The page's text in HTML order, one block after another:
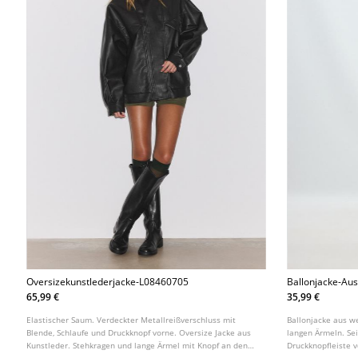
Oversizekunstlederjacke-L08460705
65,99 €
Elastischer Saum. Verdeckter Metallreißverschluss mit
Blende, Schlaufe und Druckknopf vorne. Oversize Jacke aus
Kunstleder. Stehkragen und lange Ärmel mit Knopf an den
Ballonjacke-
35,99 €
Ballonjacke aus
langen Ärmeln.
Druckknopfleiste